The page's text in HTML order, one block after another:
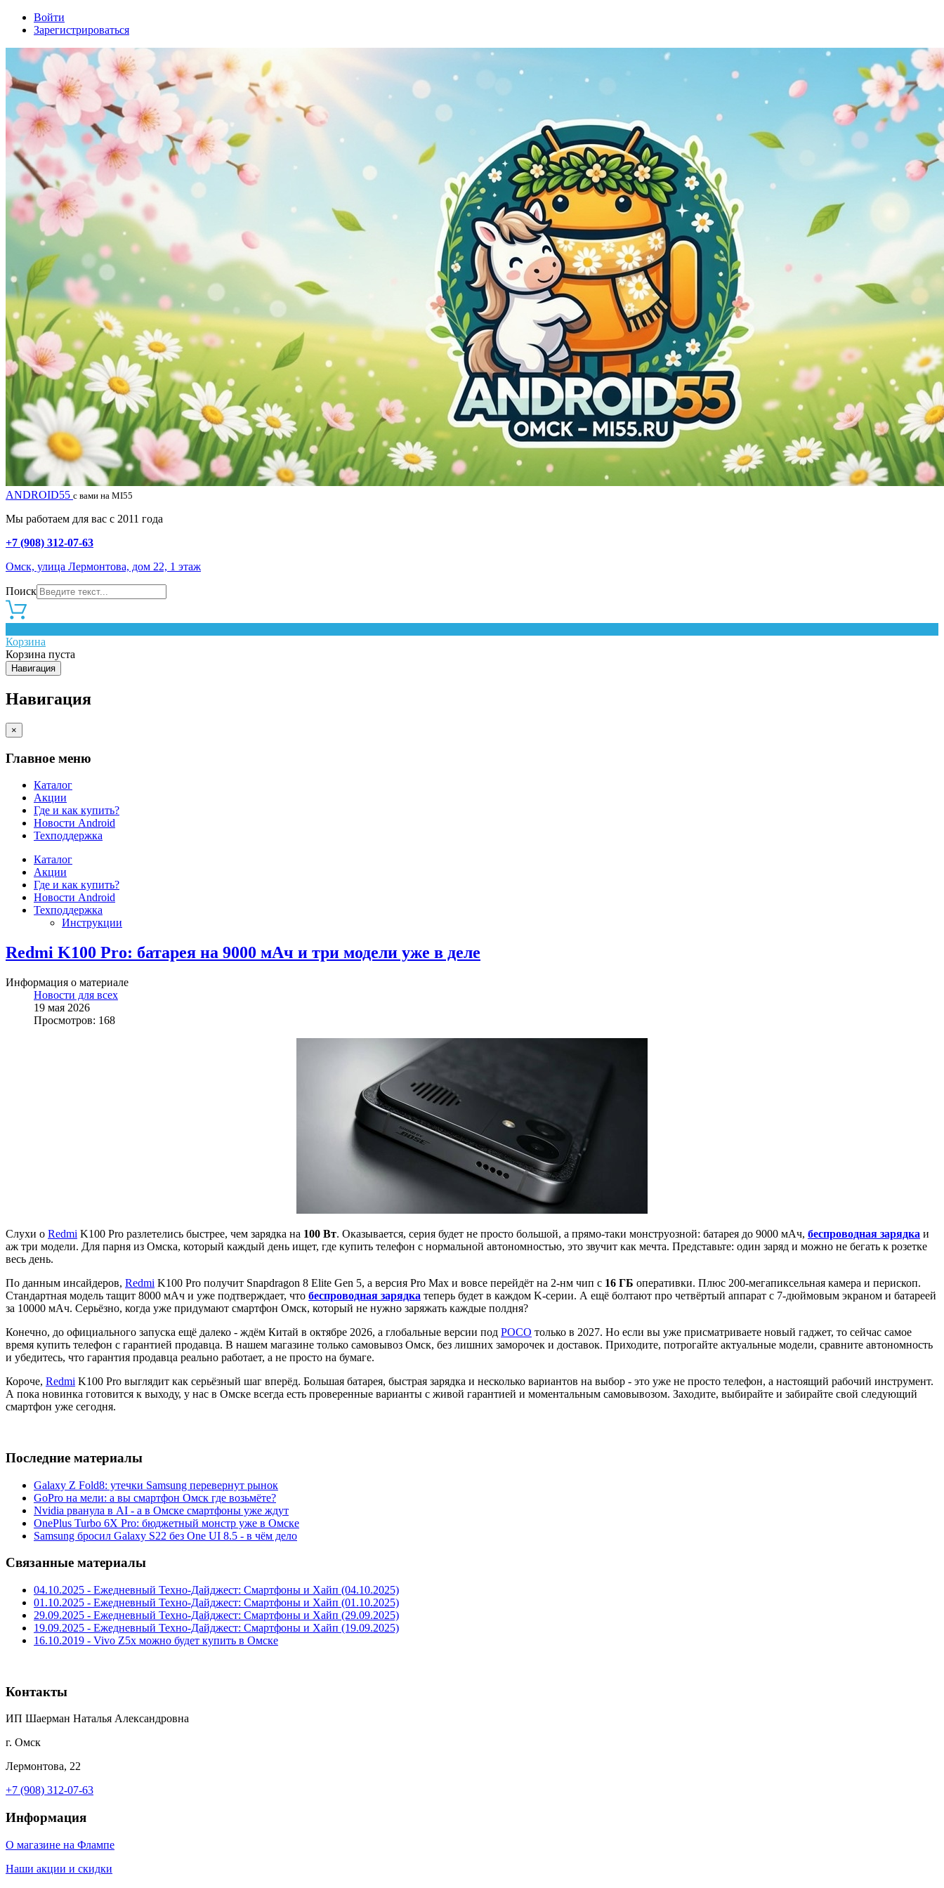
Войти
Зарегистрироваться
ANDROID55 с вами на MI55
Мы работаем для вас с 2011 года
+7 (908) 312-07-63
Омск, улица Лермонтова, дом 22, 1 этаж
Поиск
Корзина
Корзина пуста
Навигация
Навигация
×
Главное меню
Каталог
Акции
Где и как купить?
Новости Android
Техподдержка
Каталог
Акции
Где и как купить?
Новости Android
Техподдержка
Инструкции
Redmi K100 Pro: батарея на 9000 мАч и три модели уже в деле
Информация о материале
Новости для всех
19 мая 2026
Просмотров: 168
Слухи о Redmi K100 Pro разлетелись быстрее, чем зарядка на 100 Вт. Оказывается, серия будет не просто большой, а прямо-таки монструозной: батарея до 9000 мАч, беспроводная зарядка и
аж три модели. Для парня из Омска, который каждый день ищет, где купить телефон с нормальной автономностью, это звучит как мечта. Представьте: один заряд и можно не бегать к розетке
весь день.
По данным инсайдеров, Redmi K100 Pro получит Snapdragon 8 Elite Gen 5, а версия Pro Max и вовсе перейдёт на 2-нм чип с 16 ГБ оперативки. Плюс 200-мегапиксельная камера и перископ.
Стандартная модель тащит 8000 мАч и уже подтверждает, что беспроводная зарядка теперь будет в каждом K-серии. А ещё болтают про четвёртый аппарат с 7-дюймовым экраном и батареей
за 10000 мАч. Серьёзно, когда уже придумают смартфон Омск, который не нужно заряжать каждые полдня?
Конечно, до официального запуска ещё далеко - ждём Китай в октябре 2026, а глобальные версии под POCO только в 2027. Но если вы уже присматриваете новый гаджет, то сейчас самое
время купить телефон с гарантией продавца. В нашем магазине только самовывоз Омск, без лишних заморочек и доставок. Приходите, потрогайте актуальные модели, сравните автономность
и убедитесь, что гарантия продавца реально работает, а не просто на бумаге.
Короче, Redmi K100 Pro выглядит как серьёзный шаг вперёд. Большая батарея, быстрая зарядка и несколько вариантов на выбор - это уже не просто телефон, а настоящий рабочий инструмент.
А пока новинка готовится к выходу, у нас в Омске всегда есть проверенные варианты с живой гарантией и моментальным самовывозом. Заходите, выбирайте и забирайте свой следующий
смартфон уже сегодня.
Последние материалы
Galaxy Z Fold8: утечки Samsung перевернут рынок
GoPro на мели: а вы смартфон Омск где возьмёте?
Nvidia рванула в AI - а в Омске смартфоны уже ждут
OnePlus Turbo 6X Pro: бюджетный монстр уже в Омске
Samsung бросил Galaxy S22 без One UI 8.5 - в чём дело
Связанные материалы
04.10.2025 - Ежедневный Техно-Дайджест: Смартфоны и Хайп (04.10.2025)
01.10.2025 - Ежедневный Техно-Дайджест: Смартфоны и Хайп (01.10.2025)
29.09.2025 - Ежедневный Техно-Дайджест: Смартфоны и Хайп (29.09.2025)
19.09.2025 - Ежедневный Техно-Дайджест: Смартфоны и Хайп (19.09.2025)
16.10.2019 - Vivo Z5x можно будет купить в Омске
Контакты
ИП Шаерман Наталья Александровна
г. Омск
Лермонтова, 22
+7 (908) 312-07-63
Информация
О магазине на Флампе
Наши акции и скидки